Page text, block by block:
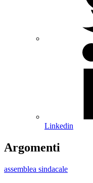
Linkedin
Argomenti
assemblea sindacale